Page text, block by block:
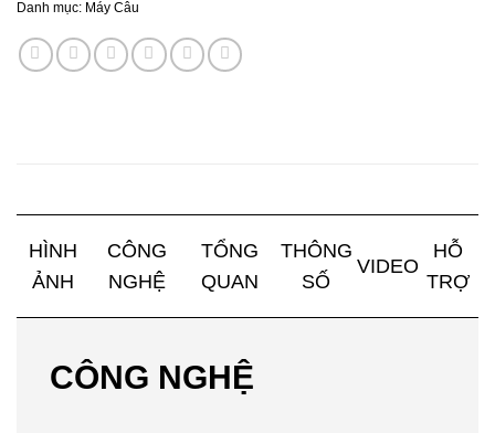
Danh mục: Máy Câu
HÌNH
ẢNH
CÔNG
NGHỆ
TỔNG
QUAN
THÔNG
SỐ
VIDEO
HỖ
TRỢ
CÔNG NGHỆ